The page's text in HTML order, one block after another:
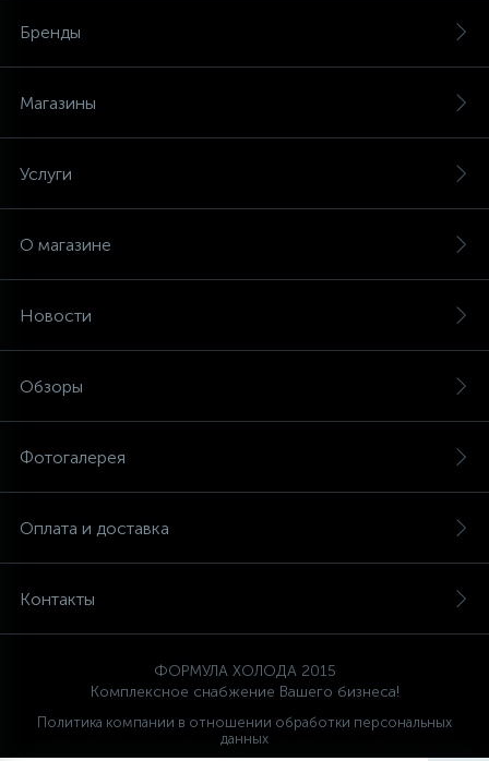
Бренды
Магазины
Услуги
О магазине
Новости
Обзоры
Фотогалерея
Оплата и доставка
Контакты
ФОРМУЛА ХОЛОДА 2015
Комплексное снабжение Вашего бизнеса!
Политика компании в отношении обработки персональных
данных